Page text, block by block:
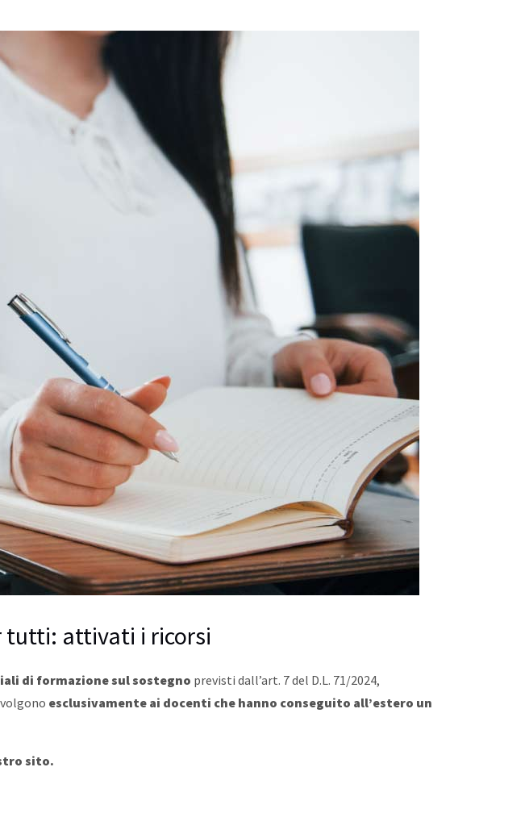
tutti: attivati i ricorsi
di formazione sul sostegno previsti dall’art. 7 del D.L. 71/2024,
esclusivamente ai docenti che hanno conseguito all’estero un
sito.